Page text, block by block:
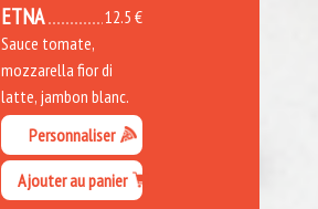
12.5 €
ETNA
Sauce tomate,
mozzarella fior di
latte, jambon blanc.
Personnaliser
Ajouter au panier